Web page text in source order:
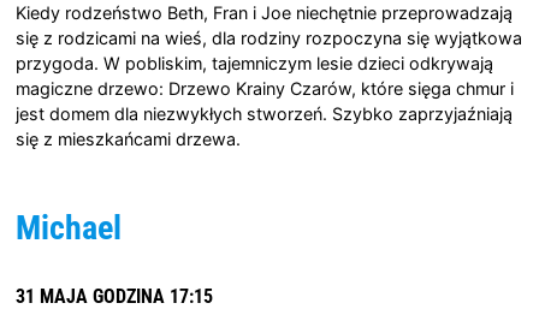
Kiedy rodzeństwo Beth, Fran i Joe niechętnie przeprowadzają
się z rodzicami na wieś, dla rodziny rozpoczyna się wyjątkowa
przygoda. W pobliskim, tajemniczym lesie dzieci odkrywają
magiczne drzewo: Drzewo Krainy Czarów, które sięga chmur i
jest domem dla niezwykłych stworzeń. Szybko zaprzyjaźniają
się z mieszkańcami drzewa.
Michael
31 MAJA GODZINA 17:15